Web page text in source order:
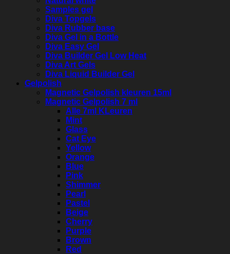
Samples gel
Diva Topgels
Diva Rubber base
Diva Gel in a Bottle
Diva Easy Gel
Diva Builder Gel Low Heat
Diva Art Gels
Diva Liquid Builder Gel
Gelpolish
Magnetic Gelpolish kleuren 15ml
Magnetic Gelpolish 7 ml
Alle 7ml KLeuren
Mint
Glass
Cat Eye
Yellow
Orange
Blue
Pink
Shimmer
Pearl
Pastel
Beige
Cherry
Purple
Brown
Red